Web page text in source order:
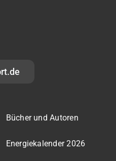
Bücher und Autoren
Energiekalender 2026